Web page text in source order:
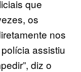
que
os
nos
assistiu
diz o